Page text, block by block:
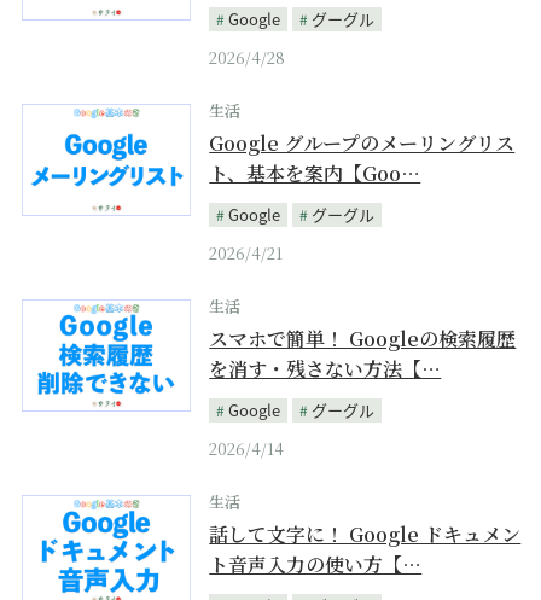
Google
グーグル
2026/4/28
生活
Google グループのメーリングリス
ト、基本を案内【Goo…
Google
グーグル
2026/4/21
生活
スマホで簡単！ Googleの検索履歴
を消す・残さない方法【…
Google
グーグル
2026/4/14
生活
話して文字に！ Google ドキュメン
ト音声入力の使い方【…